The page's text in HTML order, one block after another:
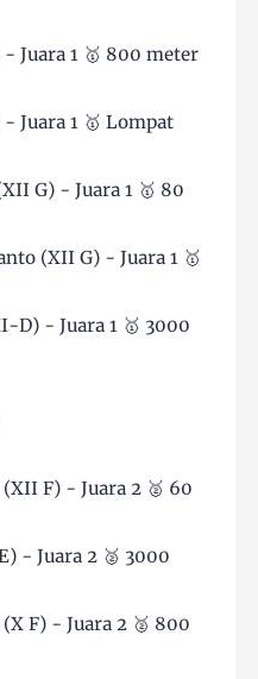
Juara 1 🥇 800 meter
Juara 1 🥇 Lompat
G) - Juara 1 🥇 80
(XII G) - Juara 1 🥇
D) - Juara 1 🥇 3000
F) - Juara 2 🥈 60
- Juara 2 🥈 3000
F) - Juara 2 🥈 800